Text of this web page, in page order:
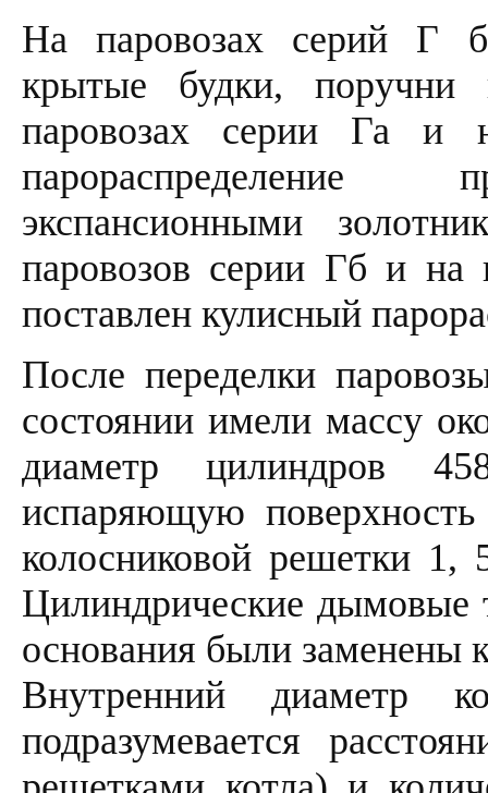
На паровозах серий Г
крытые будки,
паровозах серии Га и
парораспределение
экспансионными
паровозов серии Гб и на
поставлен кулисный
После переделки
состоянии имели массу
диаметр цилиндров
испаряющую
колосниковой решетки
Цилиндрические дымовые
основания были заменены
Внутренний диаметр
подразумевается